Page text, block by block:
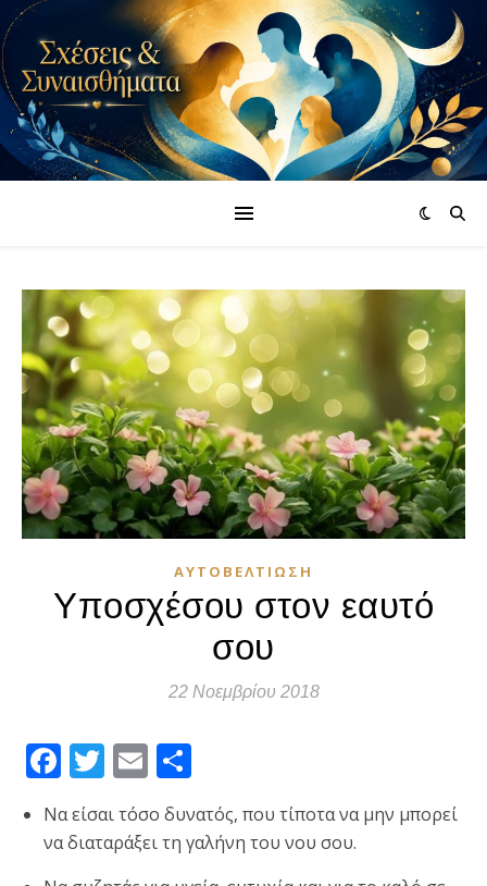
ΑΥΤΟΒΕΛΤΊΩΣΗ
Υποσχέσου στον εαυτό
σου
22 Νοεμβρίου 2018
Facebook
Twitter
Email
Να είσαι τόσο δυνατός, που τίποτα να μην μπορεί
να διαταράξει τη γαλήνη του νου σου.